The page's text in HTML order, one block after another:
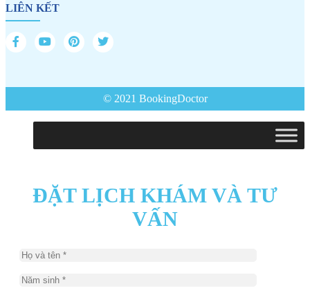
LIÊN KẾT
© 2021 BookingDoctor
ĐẶT LỊCH KHÁM VÀ TƯ
VẤN